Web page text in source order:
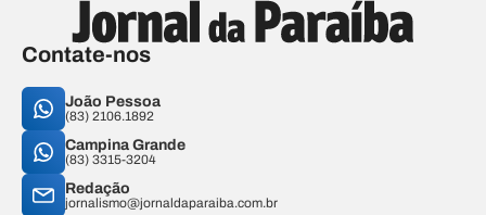
Contate-nos
João Pessoa
(83) 2106.1892
Campina Grande
(83) 3315-3204
Redação
jornalismo@jornaldaparaiba.com.br